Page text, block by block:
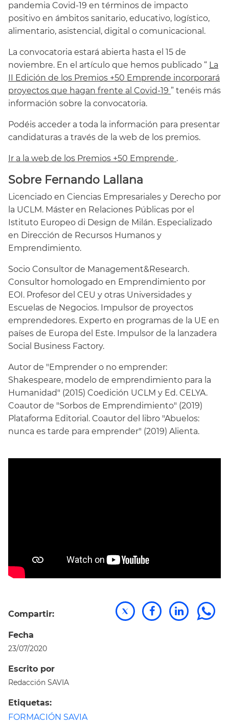
pandemia Covid-19 en términos de impacto
positivo en ámbitos sanitario, educativo, logístico,
alimentario, asistencial, digital o comunicacional.
La convocatoria estará abierta hasta el 15 de
noviembre. En el artículo que hemos publicado “ La
II Edición de los Premios +50 Emprende incorporará
proyectos que hagan frente al Covid-19 ” tenéis más
información sobre la convocatoria.
Podéis acceder a toda la información para presentar
candidaturas a través de la web de los premios.
Ir a la web de los Premios +50 Emprende .
Sobre Fernando Lallana
Licenciado en Ciencias Empresariales y Derecho por
la UCLM. Máster en Relaciones Públicas por el
Istituto Europeo di Design de Milán. Especializado
en Dirección de Recursos Humanos y
Emprendimiento.
Socio Consultor de Management&Research.
Consultor homologado en Emprendimiento por
EOI. Profesor del CEU y otras Universidades y
Escuelas de Negocios. Impulsor de proyectos
emprendedores. Experto en programas de la UE en
países de Europa del Este. Impulsor de la lanzadera
Social Business Factory.
Autor de "Emprender o no emprender:
Shakespeare, modelo de emprendimiento para la
Humanidad" (2015) Coedición UCLM y Ed. CELYA.
Coautor de "Sorbos de Emprendimiento" (2019)
Plataforma Editorial. Coautor del libro "Abuelos:
nunca es tarde para emprender" (2019) Alienta.
Compartir:
Fecha
23/07/2020
Escrito por
Redacción SAVIA
Etiquetas:
FORMACIÓN SAVIA